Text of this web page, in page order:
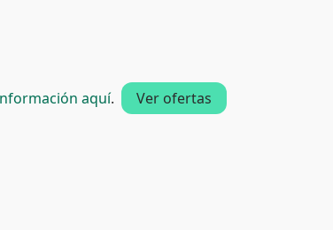
aquí. Ver ofertas